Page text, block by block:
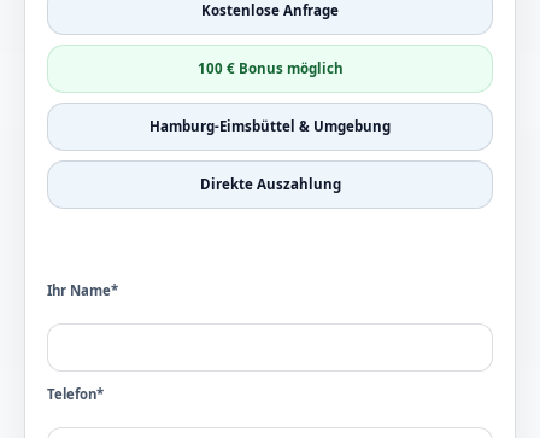
Kostenlose Anfrage
100 € Bonus möglich
Hamburg-Eimsbüttel & Umgebung
Direkte Auszahlung
Ihr Name*
Telefon*